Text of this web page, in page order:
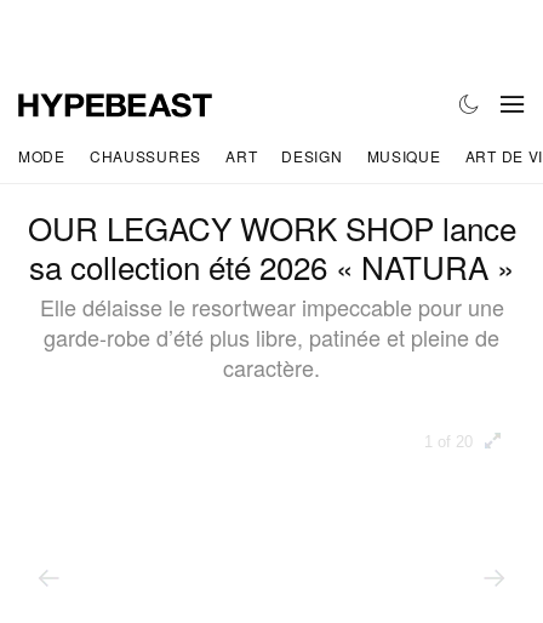
MODE CHAUSSURES ART DESIGN MUSIQUE ART DE
OUR LEGACY WORK SHOP lance
sa collection été 2026 « NATURA »
Elle délaisse le resortwear impeccable pour une
garde-robe d’été plus libre, patinée et pleine de
caractère.
1 of 20